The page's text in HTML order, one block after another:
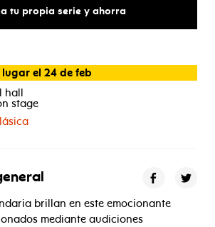
tu propia serie y ahorra
lugar el 24 de feb
stage
brillan en este emocionante
mediante audiciones